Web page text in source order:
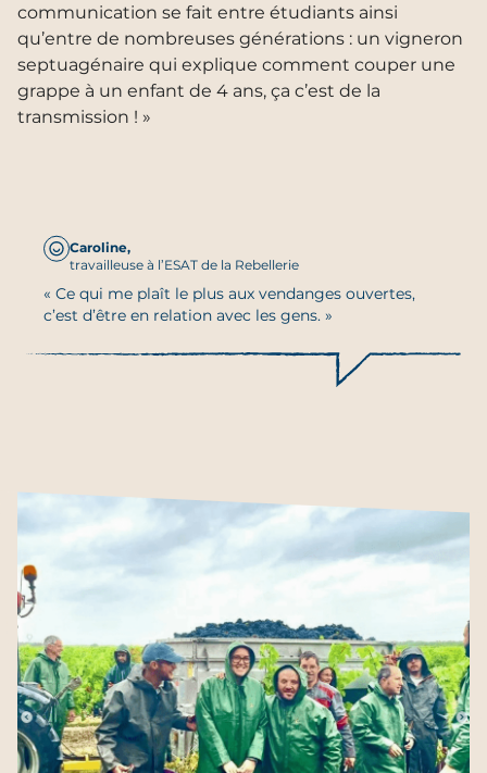
communication se fait entre étudiants ainsi
qu’entre de nombreuses générations : un vigneron
septuagénaire qui explique comment couper une
grappe à un enfant de 4 ans, ça c’est de la
transmission ! »
Caroline,
travailleuse à l’ESAT de la Rebellerie
« Ce qui me plaît le plus aux vendanges ouvertes,
c’est d’être en relation avec les gens. »